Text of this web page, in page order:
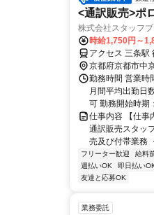
<通訳販売>ポ
株式会社スタッフ
時給1,750円～
アクセス 三条駅
京都府京都市中
勤務時間 営業時
月間平均出勤日
可 勤務開始時期
仕事内容 【仕事
通訳販売スタッ
売及び付帯業務
フリーター歓迎 給料
週払いOK
即日払い
友達と応募OK
業務委託